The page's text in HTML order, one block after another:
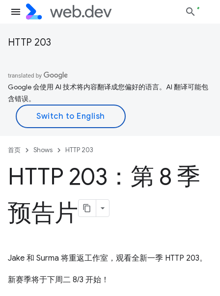
HTTP 203
Google 会使用 AI 技术将内容翻译成您偏好的语言。AI 翻译可能包
含错误。
首页 Shows HTTP 203
HTTP 203：第 8 季
预告片
Jake 和 Surma 将重返工作室，观看全新一季 HTTP 203。
新赛季将于下周二 8/3 开始！